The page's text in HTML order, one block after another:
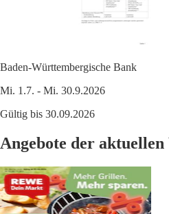
Baden-Württembergische Bank
Mi. 1.7. - Mi. 30.9.2026
Gültig bis 30.09.2026
Angebote der aktuellen